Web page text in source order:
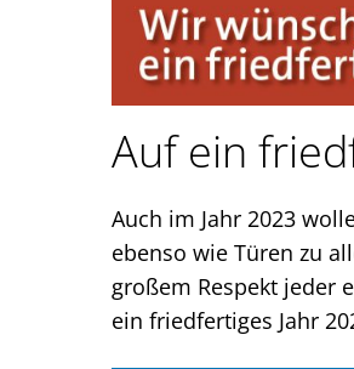
Auf ein
Auch im Jahr 2023
ebenso wie Türen zu
großem Respekt jeder
ein friedfertiges Jahr